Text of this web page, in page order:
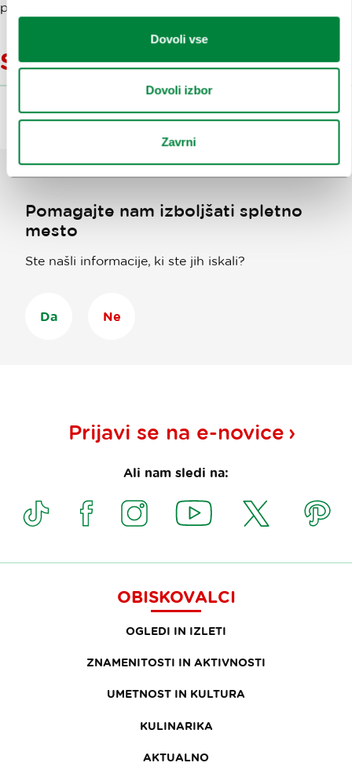
Dovoli vse
Dovoli izbor
Zavrni
preverjajte celotno poletno dogajanje v Ljubljani.
Sorodne vsebine
Pomagajte nam izboljšati spletno
mesto
Ste našli informacije, ki ste jih iskali?
Da Ne
Prijavi se na e-novice
Ali nam sledi na:
OBISKOVALCI
OGLEDI IN IZLETI
ZNAMENITOSTI IN AKTIVNOSTI
UMETNOST IN KULTURA
KULINARIKA
AKTUALNO